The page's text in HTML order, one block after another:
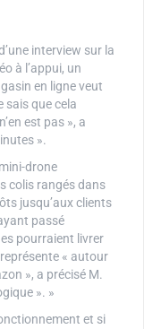
interview sur la
à l’appui, un
en ligne veut
sais que cela
est pas », a
».
drone
colis rangés dans
jusqu’aux clients
passé
pourraient livrer
« autour
», a précisé M.
». »
et si